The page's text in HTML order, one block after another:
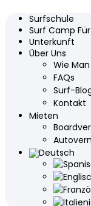
Surfschule
Surf Camp
Unterkunft
Über Uns
Wie
FAQs
Surf-
Kontakt
Mieten